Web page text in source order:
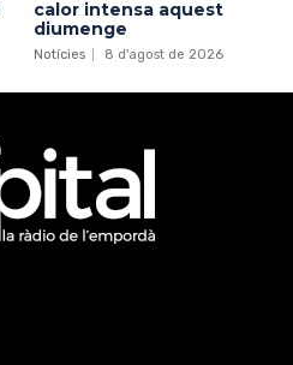
calor intensa aquest
diumenge
Notícies 8 d'agost de 2026